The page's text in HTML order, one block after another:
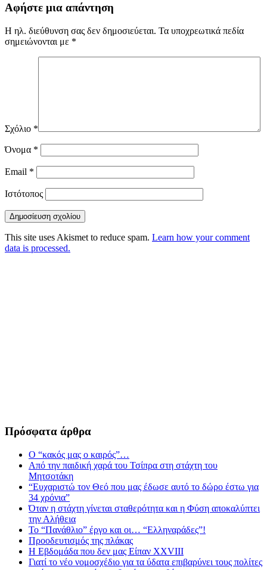
Αφήστε μια απάντηση
Η ηλ. διεύθυνση σας δεν δημοσιεύεται. Τα υποχρεωτικά πεδία
σημειώνονται με *
Σχόλιο *
Όνομα *
Email *
Ιστότοπος
This site uses Akismet to reduce spam. Learn how your comment
data is processed.
Πρόσφατα άρθρα
Ο “κακός μας ο καιρός”…
Από την παιδική χαρά του Τσίπρα στη στάχτη του
Μητσοτάκη
“Ευχαριστώ τον Θεό που μας έδωσε αυτό το δώρο έστω για
34 χρόνια”
Όταν η στάχτη γίνεται σταθερότητα και η Φύση αποκαλύπτει
την Αλήθεια
Το “Πανάθλιο” έργο και οι… “Ελληναράδες”!
Προοδευτισμός της πλάκας
Η Εβδομάδα που δεν μας Είπαν XXVIII
Γιατί το νέο νομοσχέδιο για τα ύδατα επιβαρύνει τους πολίτες